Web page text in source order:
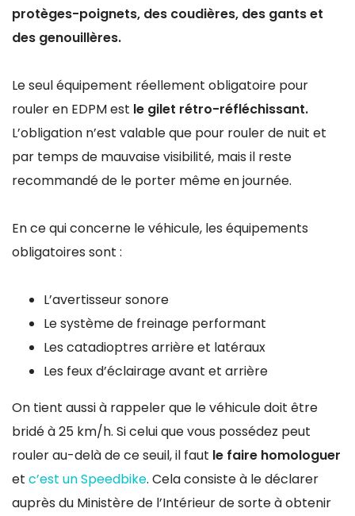
protèges-poignets, des coudières, des gants et
des genouillères.
Le seul équipement réellement obligatoire pour
rouler en EDPM est le gilet rétro-réfléchissant.
L’obligation n’est valable que pour rouler de nuit et
par temps de mauvaise visibilité, mais il reste
recommandé de le porter même en journée.
En ce qui concerne le véhicule, les équipements
obligatoires sont :
L’avertisseur sonore
Le système de freinage performant
Les catadioptres arrière et latéraux
Les feux d’éclairage avant et arrière
On tient aussi à rappeler que le véhicule doit être
bridé à 25 km/h. Si celui que vous possédez peut
rouler au-delà de ce seuil, il faut le faire homologuer
et c’est un Speedbike. Cela consiste à le déclarer
auprès du Ministère de l’Intérieur de sorte à obtenir